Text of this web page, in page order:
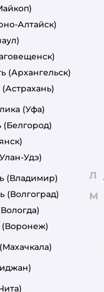
Алтайск)
(Архангельск)
(Астрахань)
(Уфа)
(Белгород)
Удэ)
(Владимир)
(Волгоград)
(Воронеж)
(Махачкала)
Л
М